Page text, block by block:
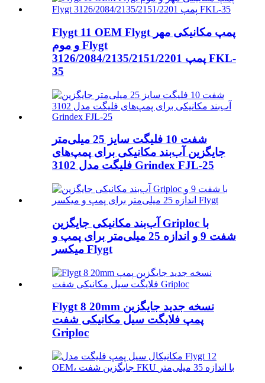
Flygt 11 OEM Flygt پمپ مکانیکی مهر
و موم Flygt
3126/2084/2135/2151/2201 پمپ FKL-
35
شفت 10 فلیگت سایز 25 میلی‌متر
جایگزین آب‌بند مکانیکی برای پمپ‌های
فلیگت مدل 3102 Grindex FJL-25
آب‌بند مکانیکی جایگزین Griploc با
شفت 9 و اندازه 25 میلی‌متر برای پمپ و
میکسر Flygt
Flygt 8 20mm نسخه جدید جایگزین
پمپ فلایگت سیل مکانیکی شفت
Griploc